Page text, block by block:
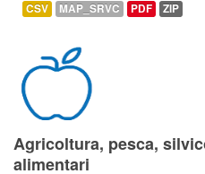
CSV MAP_SRVC PDF ZIP
Agricoltura, pesca,
alimentari